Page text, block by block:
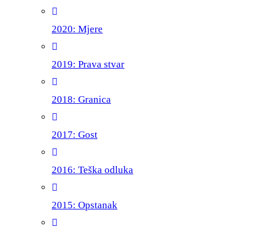
2020: Mjere
2019: Prava stvar
2018: Granica
2017: Gost
2016: Teška odluka
2015: Opstanak